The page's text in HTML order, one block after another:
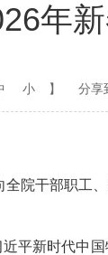
年
小 】 分享
干部职工
新时代中